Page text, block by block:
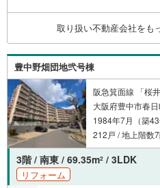
取り扱い不動産会社をも
豊中野畑団地弐号棟
阪急箕面線 「桜
大阪府豊中市春
1984年7月（築43
212戸 / 地上階数
3階 / 南東 / 69.35m2 / 3LDK
リフォーム